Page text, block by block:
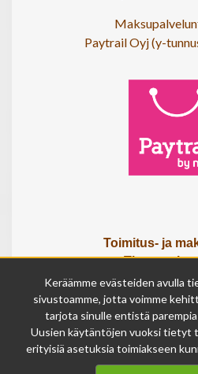
Paytrail Oyj (y-
Toimitus- ja
Tietoa
Osta
Tilauksen
Olemme
ma - pe 9
Keräämme evästeiden avulla
sivustoamme, jotta voimme
tarjota sinulle entistä
Uusien käytäntöjen vuoksi tietyt
erityisiä asetuksia toimiakseen
joissakin tapauksissa